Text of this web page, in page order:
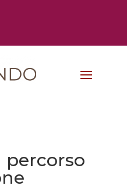
percorso